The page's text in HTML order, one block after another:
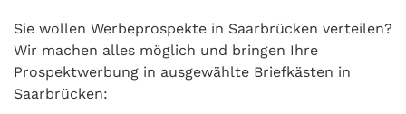
Sie wollen Werbeprospekte in Saarbrücken verteilen?
Wir machen alles möglich und bringen Ihre
Prospektwerbung in ausgewählte Briefkästen in
Saarbrücken: